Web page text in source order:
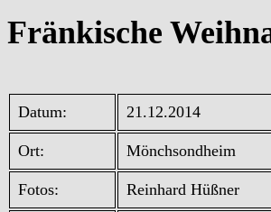
Fränkische
Datum: 21.12.2014
Ort: Mönchsondheim
Fotos: Reinhard Hüßner